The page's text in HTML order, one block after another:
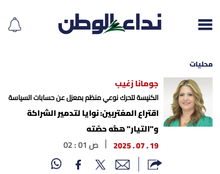
إقرأ الجريدة
لبنان
محليات
جومانا زغيب
الكنيسة لتحرك نوعي منظم بمعزل عن حسابات السياسة
اقتراع المغتربين: نوايا لتدمير الشراكة
و"التيار" همُّه حصّته
19 . 07 . 2025
02 : 01 ص